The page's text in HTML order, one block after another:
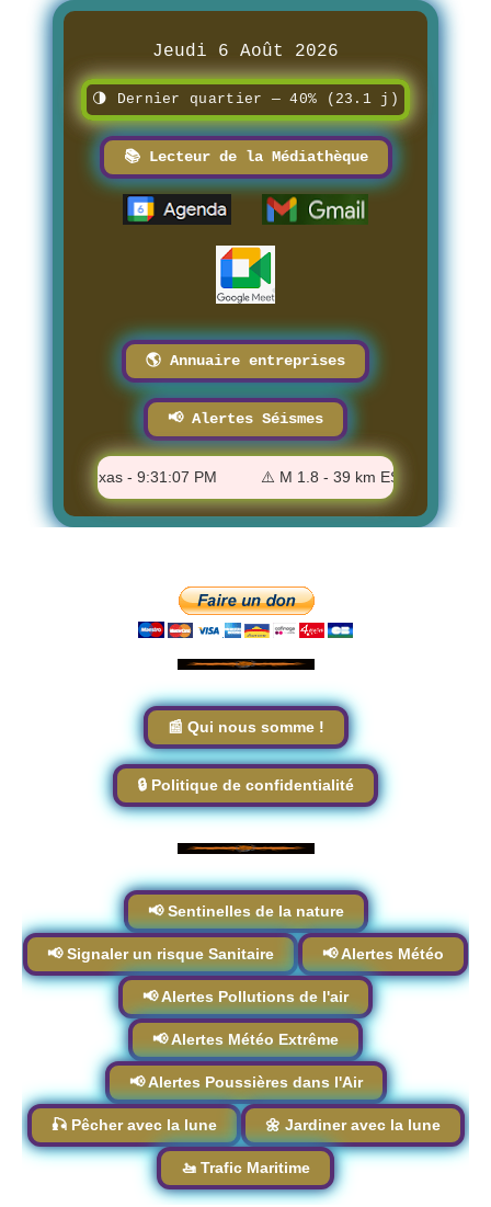
Jeudi 6 Août 2026
🌗 Dernier quartier — 40% (23.1 j)
📚 Lecteur de la Médiathèque
🌎 Annuaire entreprises
📢 Alertes Séismes
Texas - 9:31:07 PM ⚠️ M 1.8 - 39 km ESE of
📰 Qui nous somme !
🔒 Politique de confidentialité
📢 Sentinelles de la nature
📢 Signaler un risque Sanitaire 📢 Alertes Météo
📢 Alertes Pollutions de l'air
📢 Alertes Météo Extrême
📢 Alertes Poussières dans l'Air
🎣 Pêcher avec la lune 🌼 Jardiner avec la lune
🚤 Trafic Maritime